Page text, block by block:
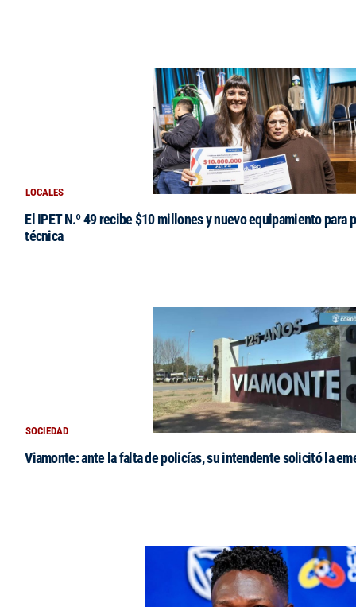
LOCALES
El IPET N.º 49 recibe $10 millones y nuevo equipamiento para
técnica
SOCIEDAD
Viamonte: ante la falta de policías, su intendente solicitó la